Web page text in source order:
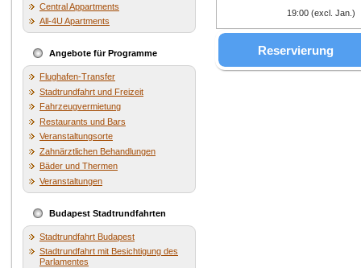
Central Appartments
All-4U Apartments
Angebote für Programme
Flughafen-Transfer
Stadtrundfahrt und Freizeit
Fahrzeugvermietung
Restaurants und Bars
Veranstaltungsorte
Zahnärztlichen Behandlungen
Bäder und Thermen
Veranstaltungen
Budapest Stadtrundfahrten
Stadtrundfahrt Budapest
Stadtrundfahrt mit Besichtigung des
Parlamentes
19:00 (excl. Jan.)
Reservierung